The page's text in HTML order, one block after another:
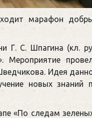
марафон
Г. С. Шпагина (кл.
Мероприятие
Идея
новых знаний
«По следам